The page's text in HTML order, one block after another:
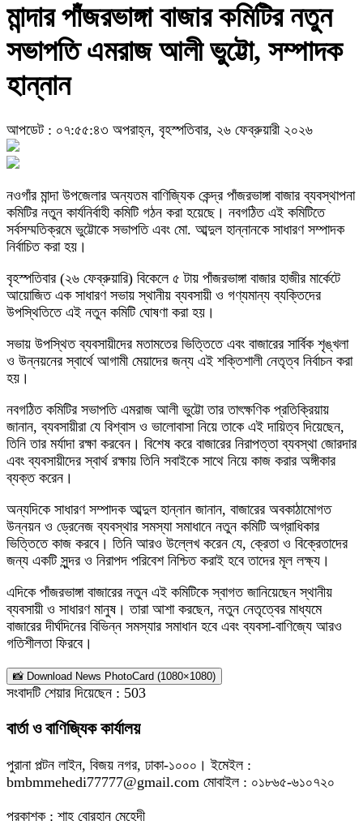
মান্দার পাঁজরভাঙ্গা বাজার কমিটির নতুন
সভাপতি এমরাজ আলী ভুট্টো, সম্পাদক
হান্নান
আপডেট : ০৭:৫৫:৪৩ অপরাহ্ন, বৃহস্পতিবার, ২৬ ফেব্রুয়ারী ২০২৬
নওগাঁর মান্দা উপজেলার অন্যতম বাণিজ্যিক কেন্দ্র পাঁজরভাঙ্গা বাজার ব্যবস্থাপনা
কমিটির নতুন কার্যনির্বাহী কমিটি গঠন করা হয়েছে। নবগঠিত এই কমিটিতে
সর্বসম্মতিক্রমে ভুট্টোকে সভাপতি এবং মো. আব্দুল হান্নানকে সাধারণ সম্পাদক
নির্বাচিত করা হয়।
​বৃহস্পতিবার (২৬ ফেব্রুয়ারি) বিকেলে ৫ টায় পাঁজরভাঙ্গা বাজার হাজীর মার্কেটে
আয়োজিত এক সাধারণ সভায় স্থানীয় ব্যবসায়ী ও গণ্যমান্য ব্যক্তিদের
উপস্থিতিতে এই নতুন কমিটি ঘোষণা করা হয়।
সভায় উপস্থিত ব্যবসায়ীদের মতামতের ভিত্তিতে এবং বাজারের সার্বিক শৃঙ্খলা
ও উন্নয়নের স্বার্থে আগামী মেয়াদের জন্য এই শক্তিশালী নেতৃত্ব নির্বাচন করা
হয়।
​নবগঠিত কমিটির সভাপতি এমরাজ আলী ভুট্টো তার তাৎক্ষণিক প্রতিক্রিয়ায়
জানান, ব্যবসায়ীরা যে বিশ্বাস ও ভালোবাসা নিয়ে তাকে এই দায়িত্ব দিয়েছেন,
তিনি তার মর্যাদা রক্ষা করবেন। বিশেষ করে বাজারের নিরাপত্তা ব্যবস্থা জোরদার
এবং ব্যবসায়ীদের স্বার্থ রক্ষায় তিনি সবাইকে সাথে নিয়ে কাজ করার অঙ্গীকার
ব্যক্ত করেন।
​অন্যদিকে সাধারণ সম্পাদক আব্দুল হান্নান জানান, বাজারের অবকাঠামোগত
উন্নয়ন ও ড্রেনেজ ব্যবস্থার সমস্যা সমাধানে নতুন কমিটি অগ্রাধিকার
ভিত্তিতে কাজ করবে। তিনি আরও উল্লেখ করেন যে, ক্রেতা ও বিক্রেতাদের
জন্য একটি সুন্দর ও নিরাপদ পরিবেশ নিশ্চিত করাই হবে তাদের মূল লক্ষ্য।
​এদিকে পাঁজরভাঙ্গা বাজারের নতুন এই কমিটিকে স্বাগত জানিয়েছেন স্থানীয়
ব্যবসায়ী ও সাধারণ মানুষ। তারা আশা করছেন, নতুন নেতৃত্বের মাধ্যমে
বাজারের দীর্ঘদিনের বিভিন্ন সমস্যার সমাধান হবে এবং ব্যবসা-বাণিজ্যে আরও
গতিশীলতা ফিরবে।
📸 Download News PhotoCard (1080×1080)
সংবাদটি শেয়ার দিয়েছেন : 503
বার্তা ও বাণিজ্যিক কার্যালয়
পুরানা পল্টন লাইন, বিজয় নগর, ঢাকা-১০০০। ইমেইল :
bmbmmehedi77777@gmail.com মোবাইল : ০১৮৬৫-৬১০৭২০
প্রকাশক : শাহ্ বোরহান মেহেদী